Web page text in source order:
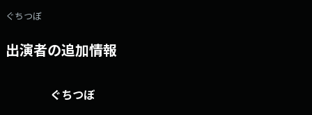
ぐちつぼ
出演者の追加情報
ぐちつぼ